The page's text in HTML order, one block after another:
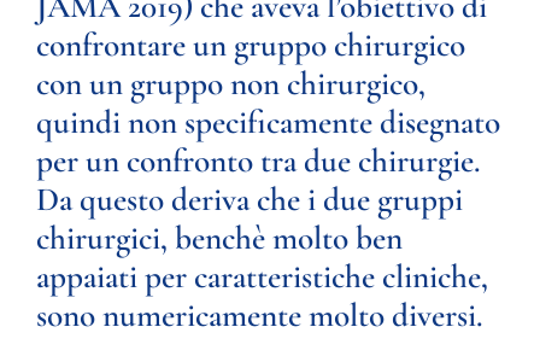
confrontare un gruppo chirurgico
con un gruppo non chirurgico,
quindi non specificamente disegnato
per un confronto tra due chirurgie.
Da questo deriva che i due gruppi
chirurgici, benchè molto ben
appaiati per caratteristiche cliniche,
sono numericamente molto diversi.